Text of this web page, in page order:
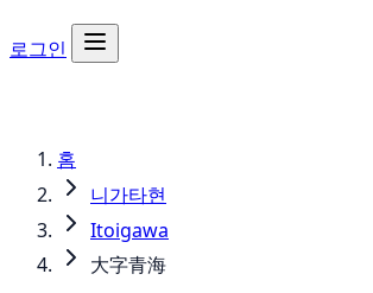
로그인
홈
니가타현
Itoigawa
大字青海